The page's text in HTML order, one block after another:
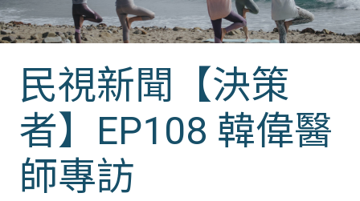
民視新聞【決策
者】EP108 韓偉醫
師專訪